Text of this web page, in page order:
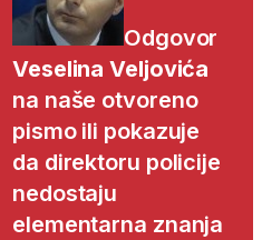
Odgovor
Veselina Veljovića
na naše otvoreno
pismo ili pokazuje
da direktoru policije
nedostaju
elementarna znanja